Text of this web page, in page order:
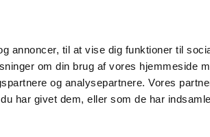
annoncer, til at vise dig funktioner til
om din brug af vores hjemmeside
og analysepartnere. Vores
har givet dem, eller som de har
Nyheder Om os Kontakt
Tilskud og
Apoteker og salg af